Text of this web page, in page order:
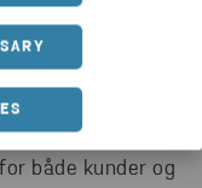
partner til
i alle
landet skaber
både kunder og